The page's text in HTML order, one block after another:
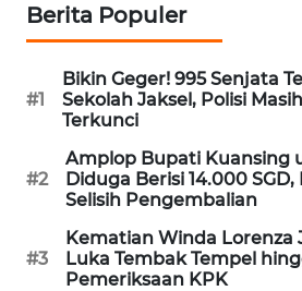
Berita Populer
#1
Bikin Geger! 995 Senjata
Sekolah Jaksel, Polisi
Terkunci
#2
Amplop Bupati Kuansing
Diduga Berisi 14.000
Selisih Pengembalian
#3
Kematian Winda Lorenza
Luka Tembak Tempel
Pemeriksaan KPK
WAHANA
UMKM
WAHANA
SELEB
WAHANA
PERSONA
WAHANA